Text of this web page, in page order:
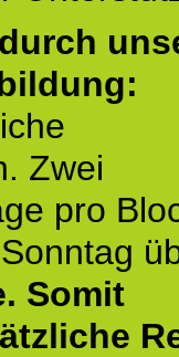
Zwei
pro
Somit